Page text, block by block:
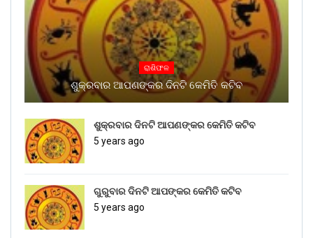
ରାଶିଫଳ
ଶୁକ୍ରବାର ଆପଣଙ୍କର ଦିନଟି କେମିତି କଟିବ
ଶୁକ୍ରବାର ଦିନଟି ଆପଣଙ୍କର କେମିତି କଟିବ
5 years ago
ଗୁରୁବାର ଦିନଟି ଆପଙ୍କର କେମିତି କଟିବ
5 years ago